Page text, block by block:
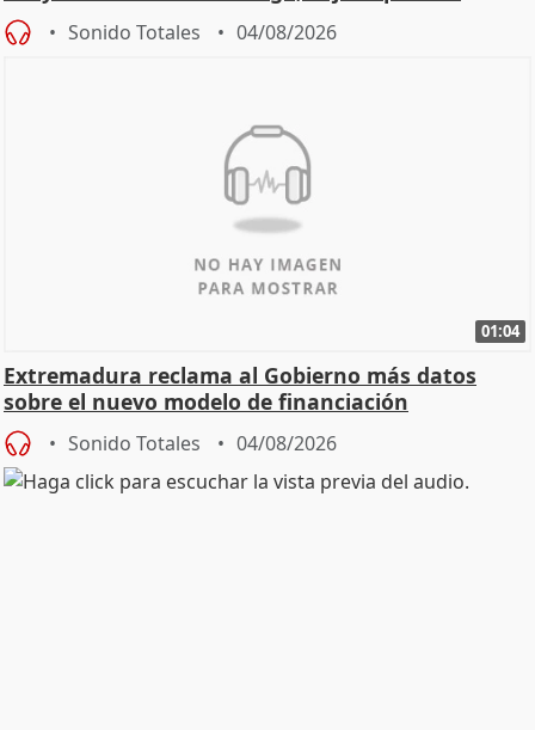
Sonido Totales 04/08/2026
01:04
Extremadura reclama al Gobierno más datos
sobre el nuevo modelo de financiación
Sonido Totales 04/08/2026